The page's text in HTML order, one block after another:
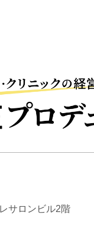
サロンビル2階